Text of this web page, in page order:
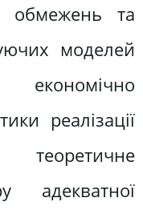
обмежень та
моделей
економічно
реалізації
теоретичне
адекватної